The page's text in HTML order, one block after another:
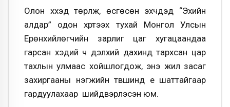
Олон хүүхэд төрүүлж, өсгөсөн эхчүүдэд “Эхийн
алдар” одон хүртээх тухай Монгол Улсын
Ерөнхийлөгчийн зарлиг цаг хугацаандаа
гарсан хэдий ч дэлхий дахинд тархсан цар
тахлын улмаас хойшлогдож, энэ жил засаг
захиргааны нэгжийн түвшинд үе шаттайгаар
гардуулахаар шийдвэрлэсэн юм.